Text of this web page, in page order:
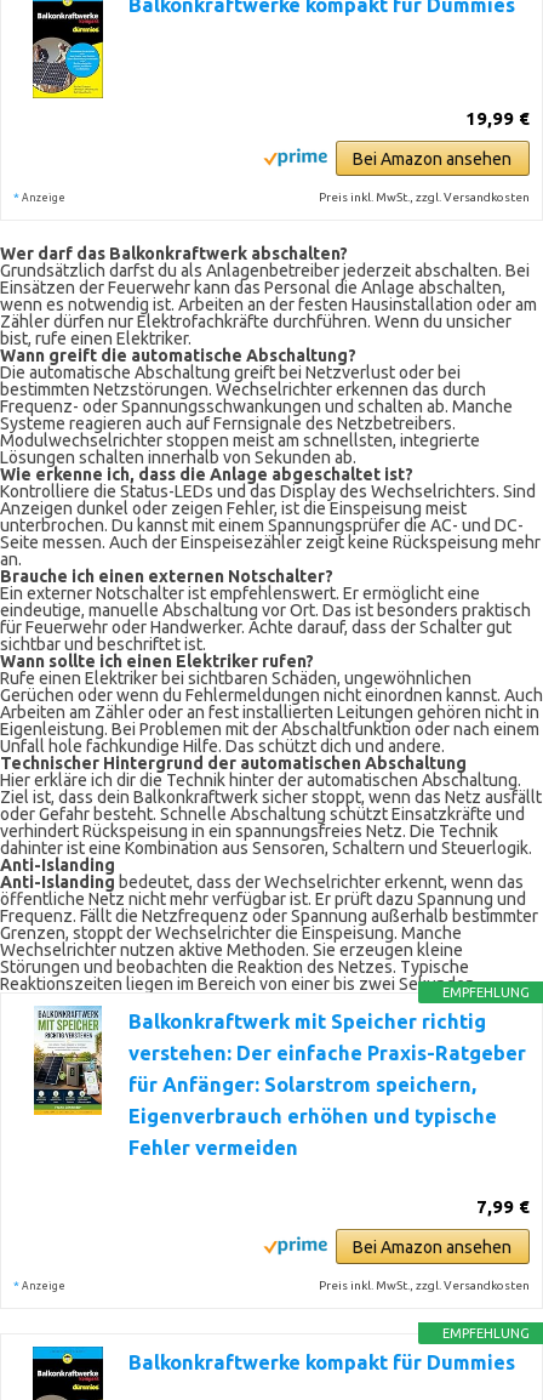
Balkonkraftwerke kompakt für Dummies
19,99 €
Bei Amazon ansehen
* Anzeige Preis inkl. MwSt., zzgl. Versandkosten
Wer darf das Balkonkraftwerk abschalten?
Grundsätzlich darfst du als Anlagenbetreiber jederzeit abschalten. Bei
Einsätzen der Feuerwehr kann das Personal die Anlage abschalten,
wenn es notwendig ist. Arbeiten an der festen Hausinstallation oder am
Zähler dürfen nur Elektrofachkräfte durchführen. Wenn du unsicher
bist, rufe einen Elektriker.
Wann greift die automatische Abschaltung?
Die automatische Abschaltung greift bei Netzverlust oder bei
bestimmten Netzstörungen. Wechselrichter erkennen das durch
Frequenz- oder Spannungsschwankungen und schalten ab. Manche
Systeme reagieren auch auf Fernsignale des Netzbetreibers.
Modulwechselrichter stoppen meist am schnellsten, integrierte
Lösungen schalten innerhalb von Sekunden ab.
Wie erkenne ich, dass die Anlage abgeschaltet ist?
Kontrolliere die Status-LEDs und das Display des Wechselrichters. Sind
Anzeigen dunkel oder zeigen Fehler, ist die Einspeisung meist
unterbrochen. Du kannst mit einem Spannungsprüfer die AC- und DC-
Seite messen. Auch der Einspeisezähler zeigt keine Rückspeisung mehr
an.
Brauche ich einen externen Notschalter?
Ein externer Notschalter ist empfehlenswert. Er ermöglicht eine
eindeutige, manuelle Abschaltung vor Ort. Das ist besonders praktisch
für Feuerwehr oder Handwerker. Achte darauf, dass der Schalter gut
sichtbar und beschriftet ist.
Wann sollte ich einen Elektriker rufen?
Rufe einen Elektriker bei sichtbaren Schäden, ungewöhnlichen
Gerüchen oder wenn du Fehlermeldungen nicht einordnen kannst. Auch
Arbeiten am Zähler oder an fest installierten Leitungen gehören nicht in
Eigenleistung. Bei Problemen mit der Abschaltfunktion oder nach einem
Unfall hole fachkundige Hilfe. Das schützt dich und andere.
Technischer Hintergrund der automatischen Abschaltung
Hier erkläre ich dir die Technik hinter der automatischen Abschaltung.
Ziel ist, dass dein Balkonkraftwerk sicher stoppt, wenn das Netz ausfällt
oder Gefahr besteht. Schnelle Abschaltung schützt Einsatzkräfte und
verhindert Rückspeisung in ein spannungsfreies Netz. Die Technik
dahinter ist eine Kombination aus Sensoren, Schaltern und Steuerlogik.
Anti-Islanding
Anti-Islanding bedeutet, dass der Wechselrichter erkennt, wenn das
öffentliche Netz nicht mehr verfügbar ist. Er prüft dazu Spannung und
Frequenz. Fällt die Netzfrequenz oder Spannung außerhalb bestimmter
Grenzen, stoppt der Wechselrichter die Einspeisung. Manche
Wechselrichter nutzen aktive Methoden. Sie erzeugen kleine
Störungen und beobachten die Reaktion des Netzes. Typische
Reaktionszeiten liegen im Bereich von einer bis zwei Sekunden.EMPFEHLUNG
Balkonkraftwerk mit Speicher richtig
verstehen: Der einfache Praxis-Ratgeber
für Anfänger: Solarstrom speichern,
Eigenverbrauch erhöhen und typische
Fehler vermeiden
7,99 €
Bei Amazon ansehen
* Anzeige Preis inkl. MwSt., zzgl. Versandkosten
EMPFEHLUNG
Balkonkraftwerke kompakt für Dummies